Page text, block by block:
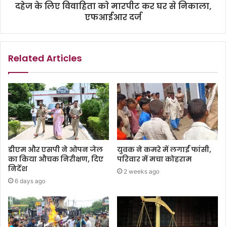
दहेज के लिए विवाहिता काे मारपीट कर घर से निकाला,
एफआईआर दर्ज
Related Articles
डीएम और एसपी ने ओपन जेल
का किया औचक निरीक्षण, दिए
निर्देश
6 days ago
युवक ने कमरे में लगाईं फांसी,
परिवार में मचा कोहराम
2 weeks ago